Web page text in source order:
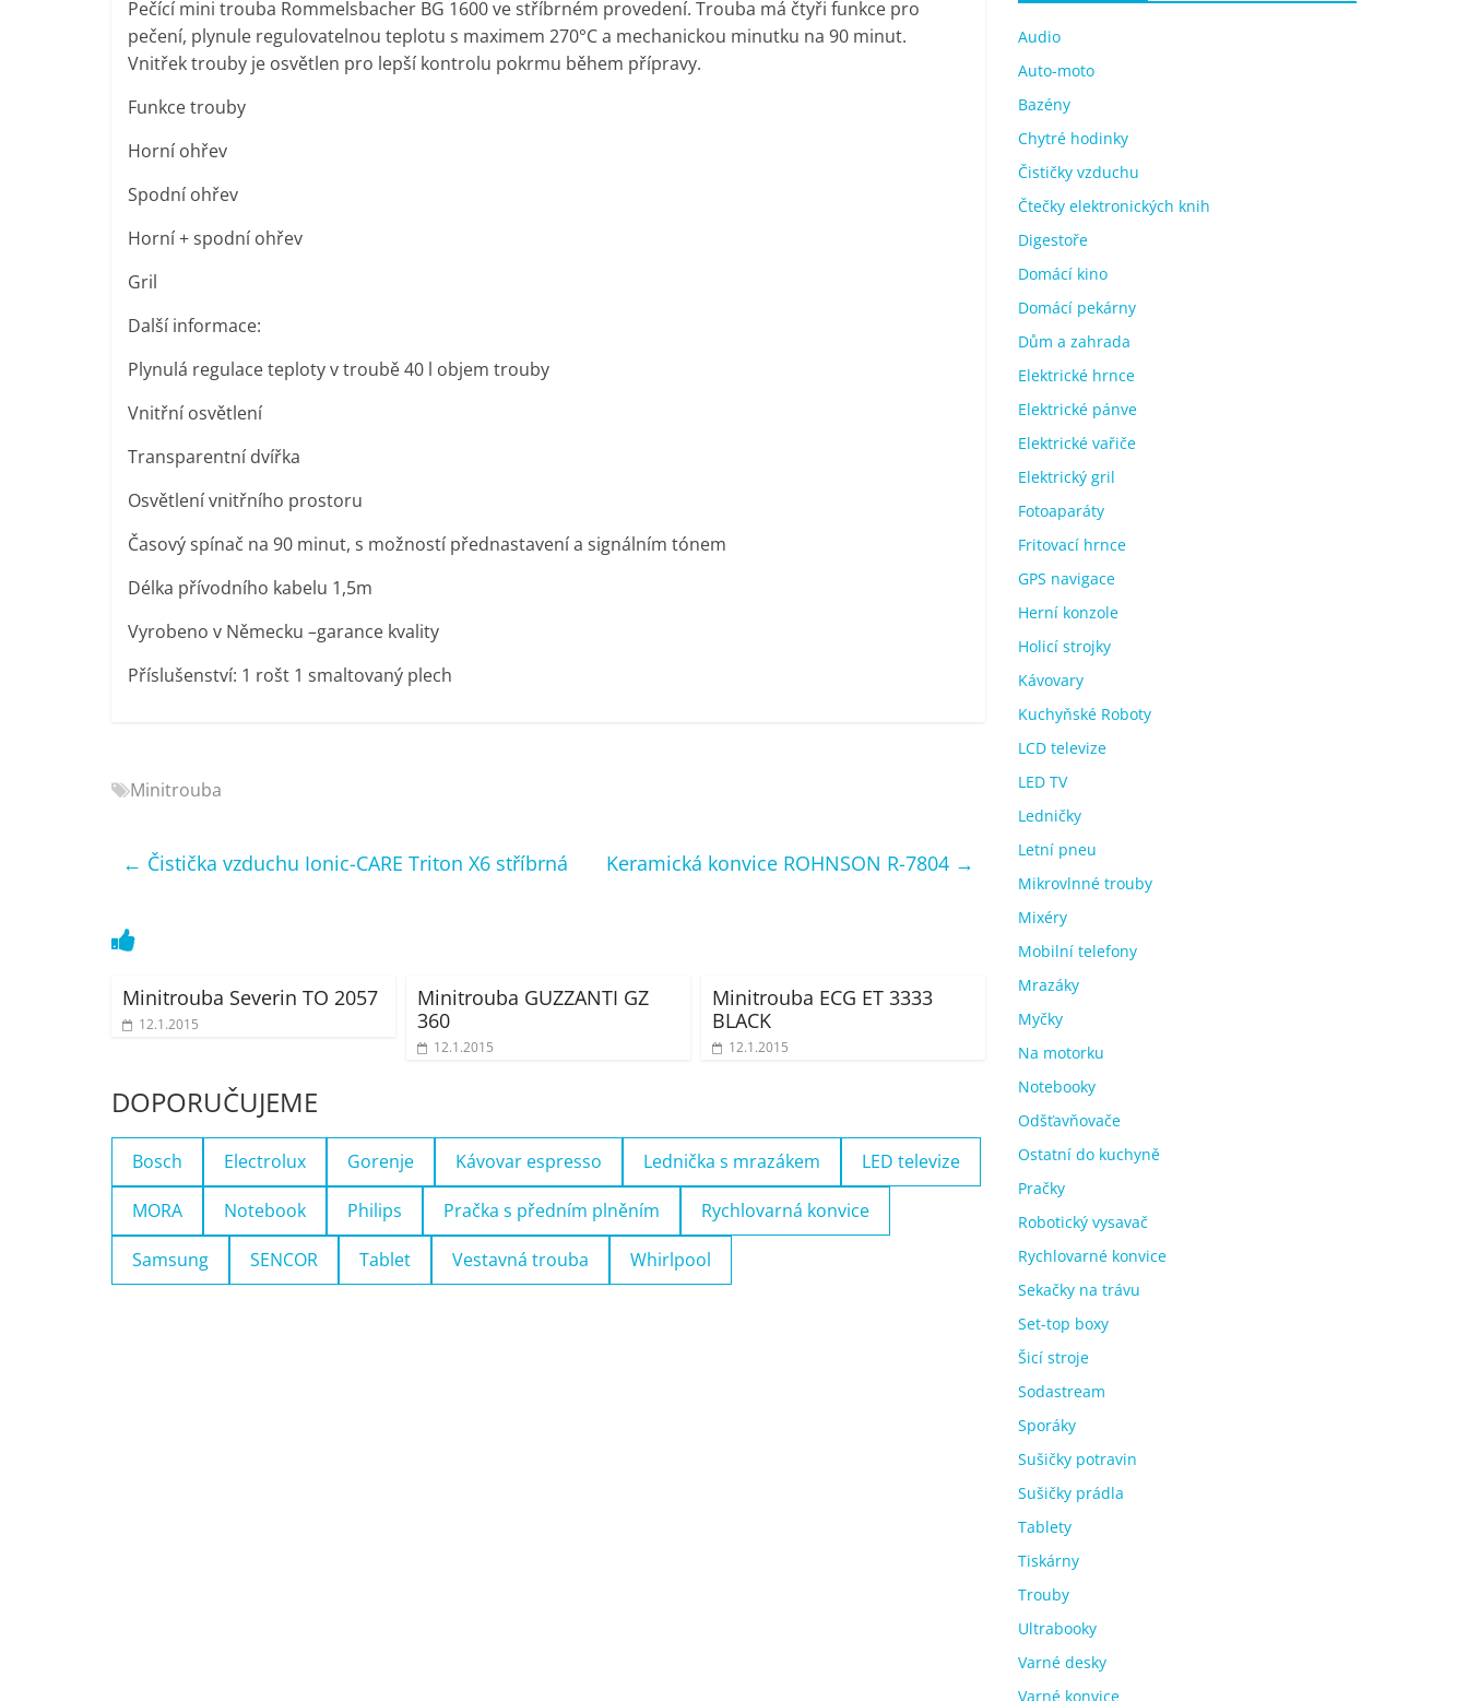
telefony,
kávovary,
Pečící mini trouba Rommelsbacher BG 1600 ve stříbrném provedení. Trouba má čtyři funkce pro
pečení, plynule regulovatelnou teplotu s maximem 270°C a mechanickou minutku na 90 minut.
Vnitřek trouby je osvětlen pro lepší kontrolu pokrmu během přípravy.
Funkce trouby
Horní ohřev
Spodní ohřev
Horní + spodní ohřev
Gril
Další informace:
Plynulá regulace teploty v troubě 40 l objem trouby
Vnitřní osvětlení
Transparentní dvířka
Osvětlení vnitřního prostoru
Časový spínač na 90 minut, s možností přednastavení a signálním tónem
Délka přívodního kabelu 1,5m
Vyrobeno v Německu –garance kvality
Příslušenství: 1 rošt 1 smaltovaný plech
Minitrouba
← Čistička vzduchu Ionic-CARE Triton X6 stříbrná Keramická konvice ROHNSON R-7804 →
Minitrouba Severin TO 2057
12.1.2015
Minitrouba GUZZANTI GZ
360
12.1.2015
Minitrouba ECG ET 3333
BLACK
12.1.2015
DOPORUČUJEME
Bosch Electrolux Gorenje Kávovar espresso Lednička s mrazákem LED televize
MORA Notebook Philips Pračka s předním plněním Rychlovarná konvice
Samsung SENCOR Tablet Vestavná trouba Whirlpool
Audio
Auto-moto
Bazény
Chytré hodinky
Čističky vzduchu
Čtečky elektronických knih
Digestoře
Domácí kino
Domácí pekárny
Dům a zahrada
Elektrické hrnce
Elektrické pánve
Elektrické vařiče
Elektrický gril
Fotoaparáty
Fritovací hrnce
GPS navigace
Herní konzole
Holicí strojky
Kávovary
Kuchyňské Roboty
LCD televize
LED TV
Ledničky
Letní pneu
Mikrovlnné trouby
Mixéry
Mobilní telefony
Mrazáky
Myčky
Na motorku
Notebooky
Odšťavňovače
Ostatní do kuchyně
Pračky
Robotický vysavač
Rychlovarné konvice
Sekačky na trávu
Set-top boxy
Šicí stroje
Sodastream
Sporáky
Sušičky potravin
Sušičky prádla
Tablety
Tiskárny
Trouby
Ultrabooky
Varné desky
Varné konvice